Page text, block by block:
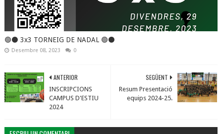
🟢⚫️ 3x3 TORNEIG DE NADAL 🟢⚫️
Desembre 08, 2023 0
SEGÜENT
Resum Presentació
equips 2024-25.
ANTERIOR
INSCRIPCIONS
CAMPUS D'ESTIU
2024